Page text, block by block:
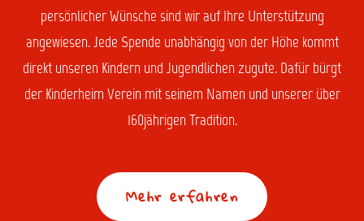
persönlicher Wünsche sind wir auf Ihre Unterstützung
angewiesen. Jede Spende unabhängig von der Höhe kommt
direkt unseren Kindern und Jugendlichen zugute. Dafür bürgt
der Kinderheim Verein mit seinem Namen und unserer über
160jährigen Tradition.
Mehr erfahren